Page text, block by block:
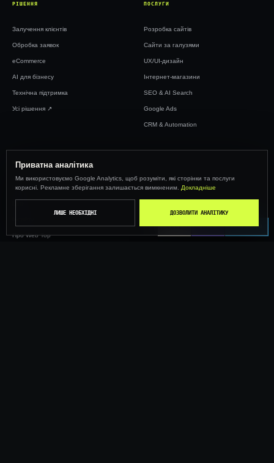
РІШЕННЯ
Залучення клієнтів
Обробка заявок
eCommerce
AI для бізнесу
Технічна підтримка
Усі рішення ↗︎
ПОСЛУГИ
Розробка сайтів
Сайти за галузями
UX/UI-дизайн
Інтернет-магазини
SEO & AI Search
Google Ads
CRM & Automation
WEBTOP
Кейси
Про Web Top
CALL VIBER TELEGRAM
Приватна аналітика
Ми використовуємо Google Analytics, щоб розуміти, які сторінки та послуги
корисні. Рекламне зберігання залишається вимкненим. Докладніше
ЛИШЕ НЕОБХІДНІ ДОЗВОЛИТИ АНАЛІТИКУ